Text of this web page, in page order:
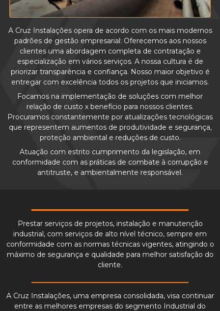
A Cruz Instalações opera de acordo com os mais modernos
padrões de gestão empresarial: Oferecemos aos nossos
clientes uma abordagem completa de contratação e
especialização em vários serviços. A nossa cultura é de
priorizar transparência e confiança. Nosso maior objetivo é
entregar com excelência todos os projetos que iniciamos.
Focamos na implementação de soluções com melhor
relação de custo x benefício para nossos clientes.
Procuramos constantemente por atualizações tecnológicas
que representem aumentos de produtividade e segurança,
proteção ambiental e reduções de custo.
Atuação com estrito cumprimento da legislação, em
conformidade com as práticas de combate à corrupção e
antitruste, e ambientalmente responsável.
Prestar serviços de projetos, instalação e manutenção
industrial, com serviços de alto nível técnico, sempre em
conformidade com as normas técnicas vigentes, atingindo o
máximo de segurança e qualidade para melhor satisfação do
cliente.
A Cruz Instalações, uma empresa consolidada, visa continuar
entre as melhores empresas do segmento Industrial do